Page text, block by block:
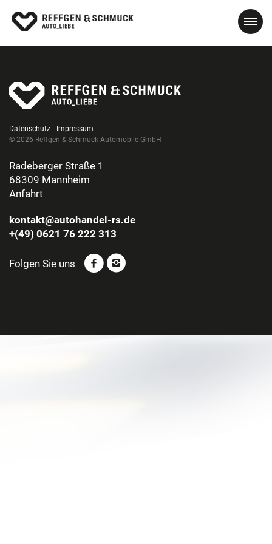
Datenschutz
Impressum
© 2026 Reffgen & Schmuck Automobile GmbH
Radeberger Straße 1
68309 Mannheim
Anfahrt
kontakt@autohandel-rs.de
+(49) 0621 76 222 313
Folgen Sie uns